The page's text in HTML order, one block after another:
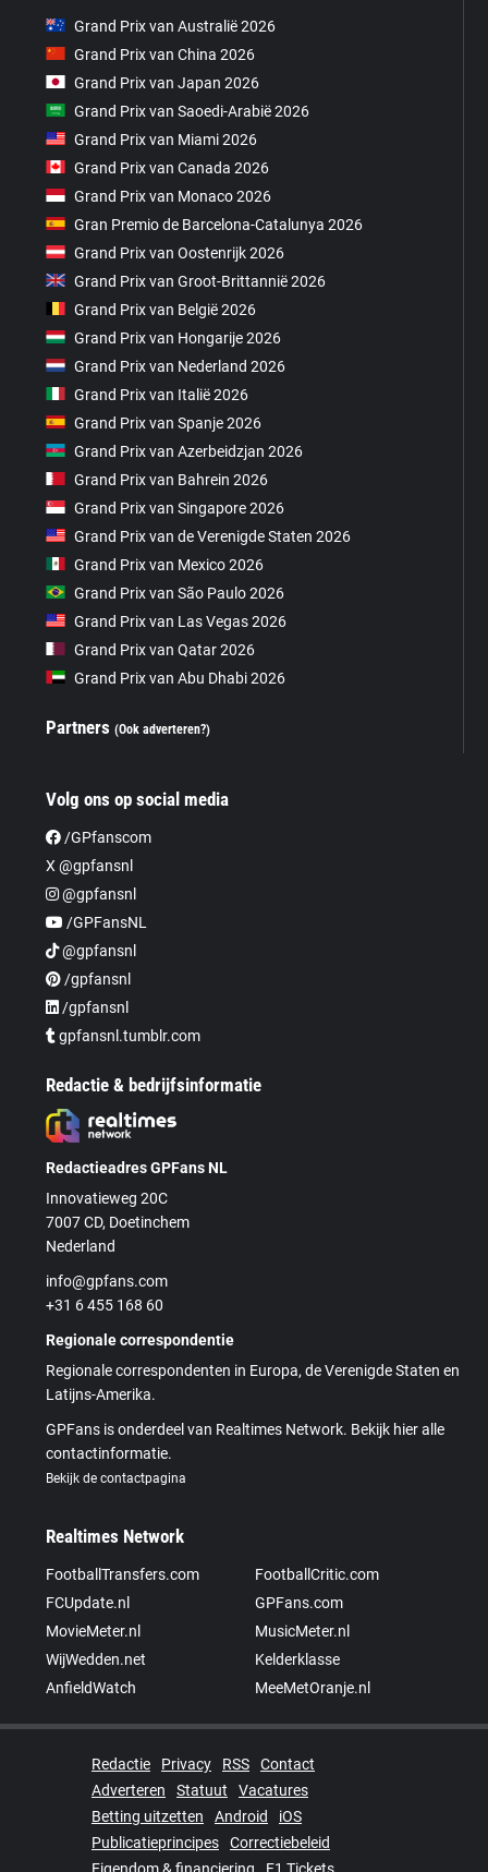
Grand Prix van Australië 2026
Grand Prix van China 2026
Grand Prix van Japan 2026
Grand Prix van Saoedi-Arabië 2026
Grand Prix van Miami 2026
Grand Prix van Canada 2026
Grand Prix van Monaco 2026
Gran Premio de Barcelona-Catalunya 2026
Grand Prix van Oostenrijk 2026
Grand Prix van Groot-Brittannië 2026
Grand Prix van België 2026
Grand Prix van Hongarije 2026
Grand Prix van Nederland 2026
Grand Prix van Italië 2026
Grand Prix van Spanje 2026
Grand Prix van Azerbeidzjan 2026
Grand Prix van Bahrein 2026
Grand Prix van Singapore 2026
Grand Prix van de Verenigde Staten 2026
Grand Prix van Mexico 2026
Grand Prix van São Paulo 2026
Grand Prix van Las Vegas 2026
Grand Prix van Qatar 2026
Grand Prix van Abu Dhabi 2026
Partners(Ook adverteren?)
Volg ons op social media
/GPfanscom
X @gpfansnl
@gpfansnl
/GPFansNL
@gpfansnl
/gpfansnl
/gpfansnl
gpfansnl.tumblr.com
Redactie & bedrijfsinformatie
Redactieadres GPFans NL
Innovatieweg 20C
7007 CD, Doetinchem
Nederland
info@gpfans.com
+31 6 455 168 60
Regionale correspondentie
Regionale correspondenten in Europa, de Verenigde Staten en
Latijns-Amerika.
GPFans is onderdeel van Realtimes Network. Bekijk hier alle
contactinformatie.
Bekijk de contactpagina
Realtimes Network
FootballTransfers.com
FootballCritic.com
FCUpdate.nl
GPFans.com
MovieMeter.nl
MusicMeter.nl
WijWedden.net
Kelderklasse
AnfieldWatch
MeeMetOranje.nl
Redactie Privacy RSS
Contact
Adverteren
Statuut
Vacatures
Betting uitzetten
Android
iOS
Publicatieprincipes
Correctiebeleid
Eigendom & financiering
F1 Tickets